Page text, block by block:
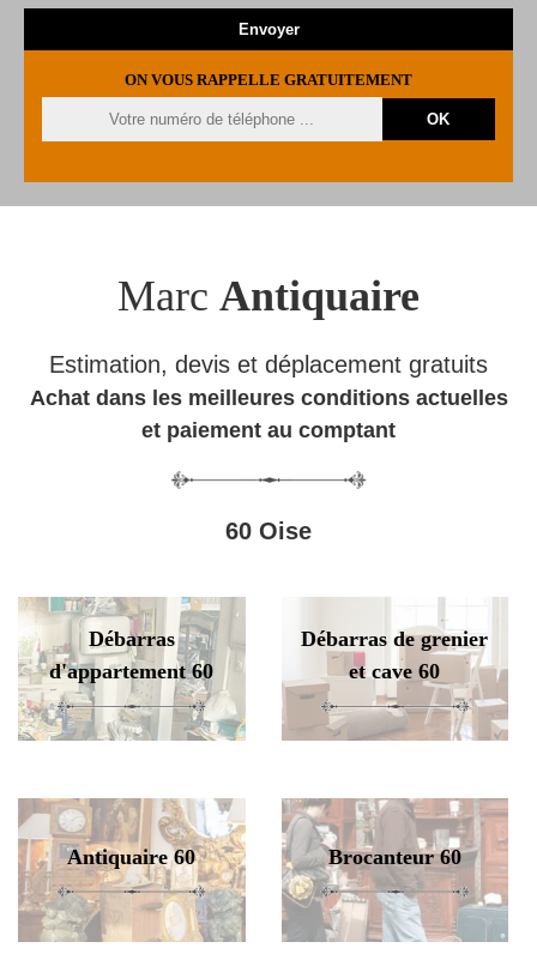
ON VOUS RAPPELLE GRATUITEMENT
Marc Antiquaire
Estimation, devis et déplacement gratuits
Achat dans les meilleures conditions actuelles
et paiement au comptant
60 Oise
Débarras
d'appartement 60
Débarras de grenier
et cave 60
Antiquaire 60 Brocanteur 60